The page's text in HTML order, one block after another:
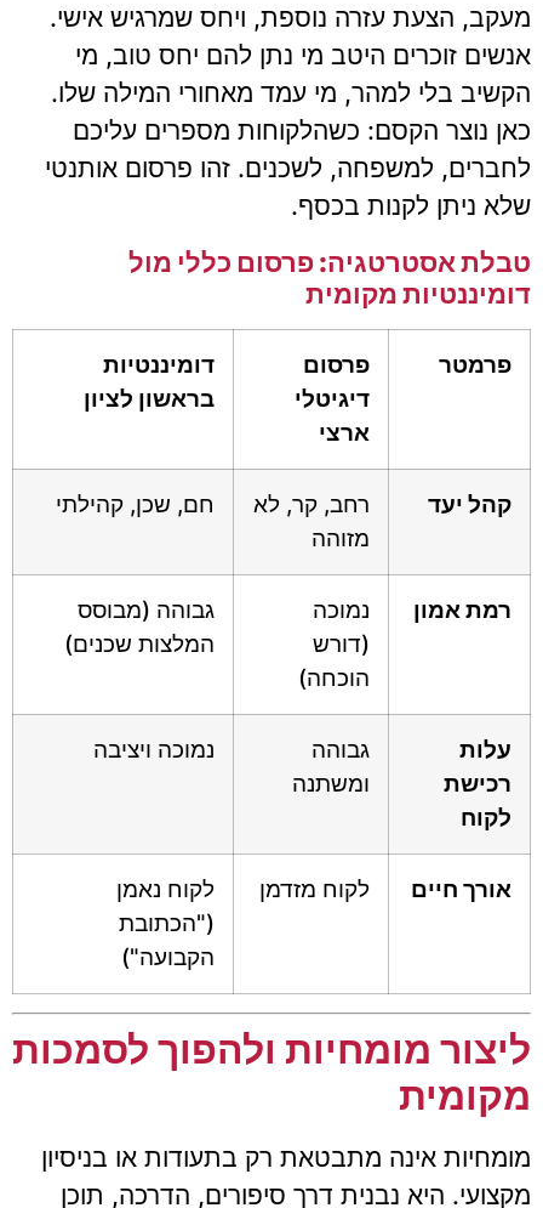
מעקב, הצעת עזרה נוספת, ויחס שמרגיש אישי.
אנשים זוכרים היטב מי נתן להם יחס טוב, מי
הקשיב בלי למהר, מי עמד מאחורי המילה שלו.
כאן נוצר הקסם: כשהלקוחות מספרים עליכם
לחברים, למשפחה, לשכנים. זהו פרסום אותנטי
שלא ניתן לקנות בכסף.
טבלת אסטרטגיה: פרסום כללי מול
דומיננטיות מקומית
פרמטר
פרסום
דיגיטלי
ארצי
דומיננטיות
בראשון לציון
קהל יעד
רחב, קר, לא
מזוהה
חם, שכן, קהילתי
רמת אמון
נמוכה
(דורש
הוכחה)
גבוהה (מבוסס
המלצות שכנים)
עלות
רכישת
לקוח
גבוהה
ומשתנה
נמוכה ויציבה
אורך חיים לקוח מזדמן
לקוח נאמן
("הכתובת
הקבועה")
ליצור מומחיות ולהפוך לסמכות
מקומית
מומחיות אינה מתבטאת רק בתעודות או בניסיון
מקצועי. היא נבנית דרך סיפורים, הדרכה, תוכן